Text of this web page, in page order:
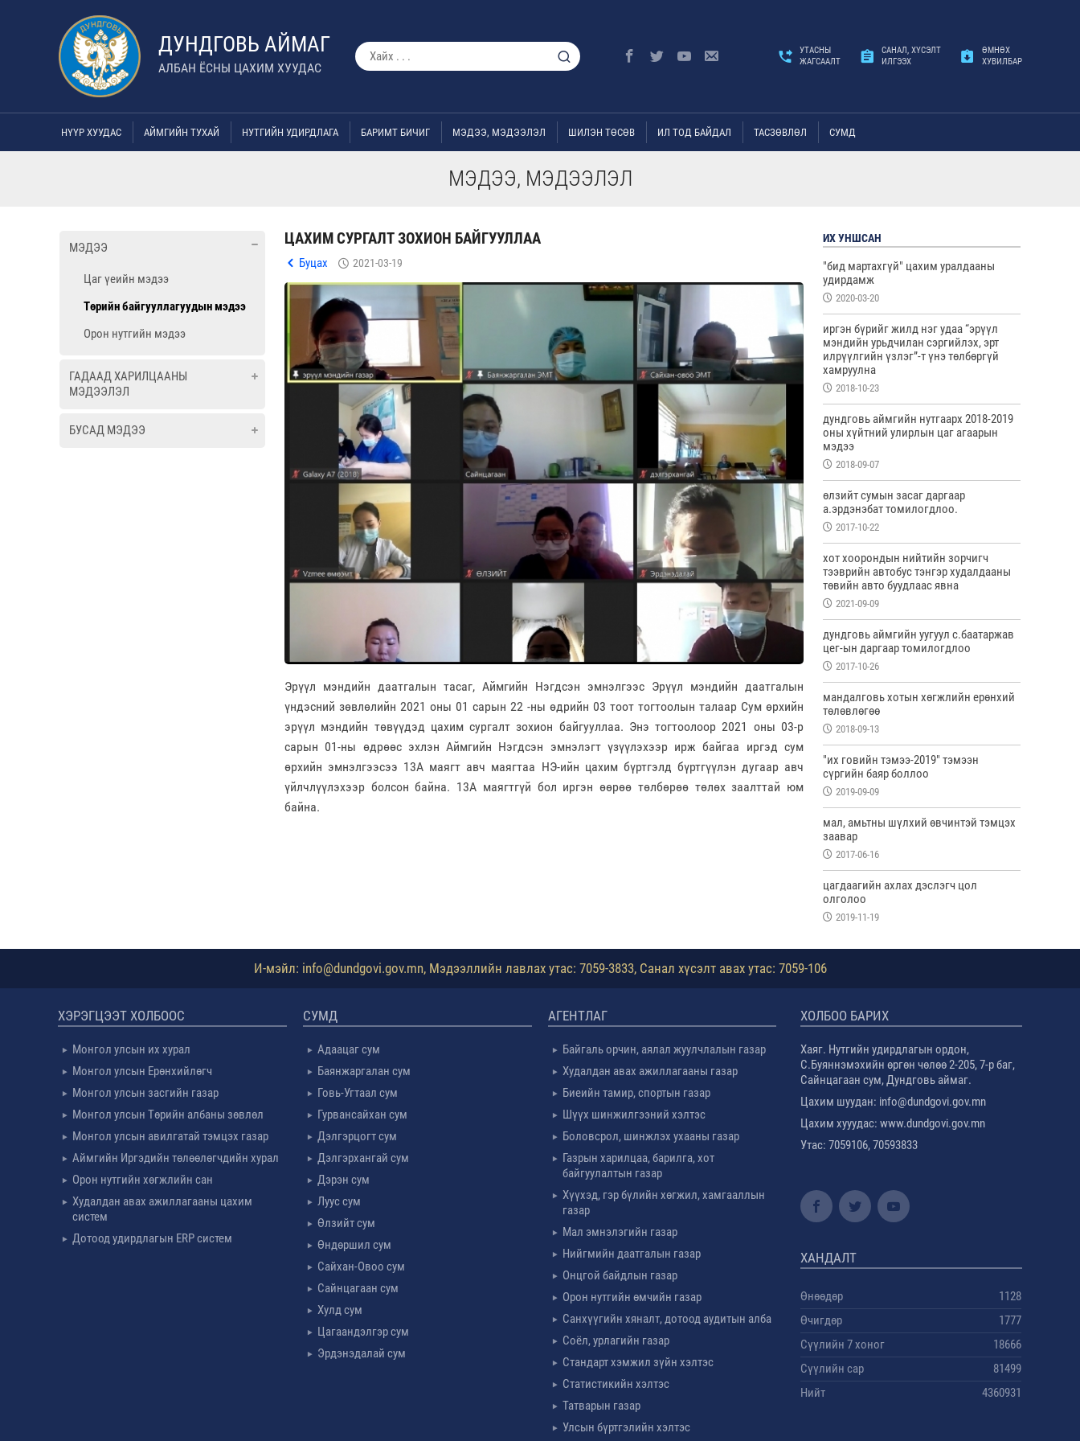
ДУНДГОВЬ АЙМАГ
АЛБАН ЁСНЫ ЦАХИМ ХУУДАС
УТАСНЫ
ЖАГСААЛТ
САНАЛ, ХҮСЭЛТ
ИЛГЭЭХ
ӨМНӨХ
ХУВИЛБАР
НҮҮР ХУУДАС АЙМГИЙН ТУХАЙ НУТГИЙН УДИРДЛАГА БАРИМТ БИЧИГ МЭДЭЭ, МЭДЭЭЛЭЛ ШИЛЭН ТӨСӨВ ИЛ ТОД БАЙДАЛ ТАСЗӨВЛӨЛ СУМД
МЭДЭЭ, МЭДЭЭЛЭЛ
МЭДЭЭ
Цаг үеийн мэдээ
Төрийн байгууллагуудын мэдээ
Орон нутгийн мэдээ
ГАДААД ХАРИЛЦААНЫ
МЭДЭЭЛЭЛ
БУСАД МЭДЭЭ
ЦАХИМ СУРГАЛТ ЗОХИОН БАЙГУУЛЛАА
Буцах 2021-03-19
Эрүүл мэндийн даатгалын тасаг, Аймгийн Нэгдсэн эмнэлгээс Эрүүл мэндийн даатгалын
үндэсний зөвлөлийн 2021 оны 01 сарын 22 -ны өдрийн 03 тоот тогтоолын талаар Сум өрхийн
эрүүл мэндийн төвүүдэд цахим сургалт зохион байгууллаа. Энэ тогтоолоор 2021 оны 03-р
сарын 01-ны өдрөөс эхлэн Аймгийн Нэгдсэн эмнэлэгт үзүүлэхээр ирж байгаа иргэд сум
өрхийн эмнэлгээсээ 13А маягт авч маягтаа НЭ-ийн цахим бүртгэлд бүртгүүлэн дугаар авч
үйлчлүүлэхээр болсон байна. 13А маягтгүй бол иргэн өөрөө төлбөрөө төлөх заалттай юм
байна.
ИХ УНШСАН
"бид мартахгүй" цахим уралдааны
удирдамж
2020-03-20
иргэн бүрийг жилд нэг удаа “эрүүл
мэндийн урьдчилан сэргийлэх, эрт
илрүүлгийн үзлэг”-т үнэ төлбөргүй
хамруулна
2018-10-23
дундговь аймгийн нутгаарх 2018-2019
оны хүйтний улирлын цаг агаарын
мэдээ
2018-09-07
өлзийт сумын засаг даргаар
а.эрдэнэбат томилогдлоо.
2017-10-22
хот хоорондын нийтийн зорчигч
тээврийн автобус тэнгэр худалдааны
төвийн авто буудлаас явна
2021-09-09
дундговь аймгийн уугуул с.баатаржав
цег-ын даргаар томилогдлоо
2017-10-26
мандалговь хотын хөгжлийн ерөнхий
төлөвлөгөө
2018-09-13
"их говийн тэмээ-2019" тэмээн
сүргийн баяр боллоо
2019-09-09
мал, амьтны шүлхий өвчинтэй тэмцэх
заавар
2017-06-16
цагдаагийн ахлах дэслэгч цол
олголоо
2019-11-19
И-мэйл: info@dundgovi.gov.mn, Мэдээллийн лавлах утас: 7059-3833, Санал хүсэлт авах утас: 7059-106
ХЭРЭГЦЭЭТ ХОЛБООС
Монгол улсын их хурал
Монгол улсын Ерөнхийлөгч
Монгол улсын засгийн газар
Монгол улсын Төрийн албаны зөвлөл
Монгол улсын авилгатай тэмцэх газар
Аймгийн Иргэдийн төлөөлөгчдийн хурал
Орон нутгийн хөгжлийн сан
Худалдан авах ажиллагааны цахим
систем
Дотоод удирдлагын ERP систем
СУМД
Адаацаг сум
Баянжаргалан сум
Говь-Угтаал сум
Гурвансайхан сум
Дэлгэрцогт сум
Дэлгэрхангай сум
Дэрэн сум
Луус сум
Өлзийт сум
Өндөршил сум
Сайхан-Овоо сум
Сайнцагаан сум
Хулд сум
Цагаандэлгэр сум
Эрдэнэдалай сум
АГЕНТЛАГ
Байгаль орчин, аялал жуулчлалын газар
Худалдан авах ажиллагааны газар
Биеийн тамир, спортын газар
Шүүх шинжилгээний хэлтэс
Боловсрол, шинжлэх ухааны газар
Газрын харилцаа, барилга, хот
байгуулалтын газар
Хүүхэд, гэр бүлийн хөгжил, хамгааллын
газар
Мал эмнэлэгийн газар
Нийгмийн даатгалын газар
Онцгой байдлын газар
Орон нутгийн өмчийн газар
Санхүүгийн хяналт, дотоод аудитын алба
Соёл, урлагийн газар
Стандарт хэмжил зүйн хэлтэс
Статистикийн хэлтэс
Татварын газар
Улсын бүртгэлийн хэлтэс
ХОЛБОО БАРИХ
Хаяг. Нутгийн удирдлагын ордон,
С.Буяннэмэхийн өргөн чөлөө 2-205, 7-р баг,
Сайнцагаан сум, Дундговь аймаг.
Цахим шуудан: info@dundgovi.gov.mn
Цахим хууудас: www.dundgovi.gov.mn
Утас: 7059106, 70593833
ХАНДАЛТ
Өнөөдөр
1128
Өчигдөр
1777
Сүүлийн 7 хоног
18666
Сүүлийн сар
81499
Нийт
4360931